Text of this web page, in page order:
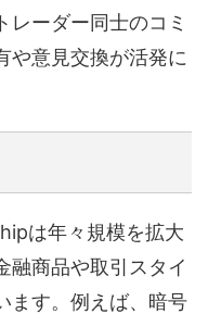
レーダー同士のコミ
や意見交換が活発に
は年々規模を拡大
融商品や取引スタイ
ます。例えば、暗号